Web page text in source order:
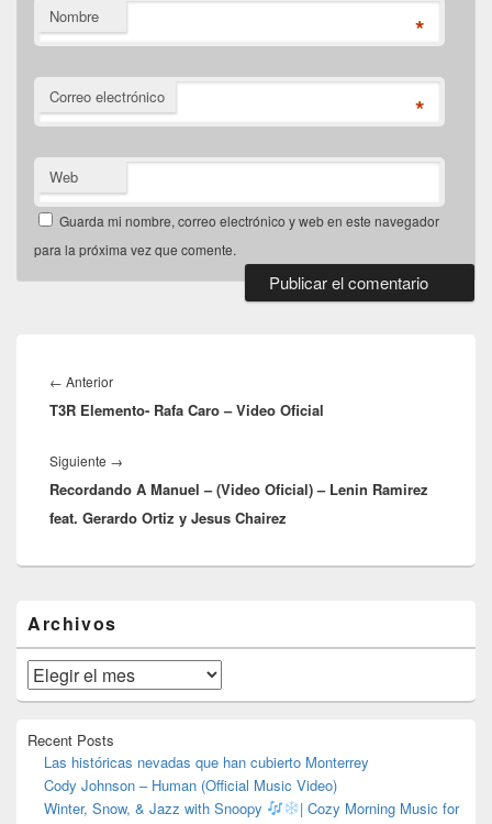
Nombre *
Correo electrónico *
Web
Guarda mi nombre, correo electrónico y web en este navegador
para la próxima vez que comente.
de
entradas
← AnteriorEntrada
anterior:
T3R Elemento- Rafa Caro – Video Oficial
Siguiente →
siguiente:
Recordando A Manuel – (Video Oficial) – Lenin Ramirez
feat. Gerardo Ortiz y Jesus Chairez
área
de
widget
barra
lateral
Archivos
Archivos
Recent Posts
Las históricas nevadas que han cubierto Monterrey
Cody Johnson – Human (Official Music Video)
Winter, Snow, & Jazz with Snoopy
| Cozy Morning Music for